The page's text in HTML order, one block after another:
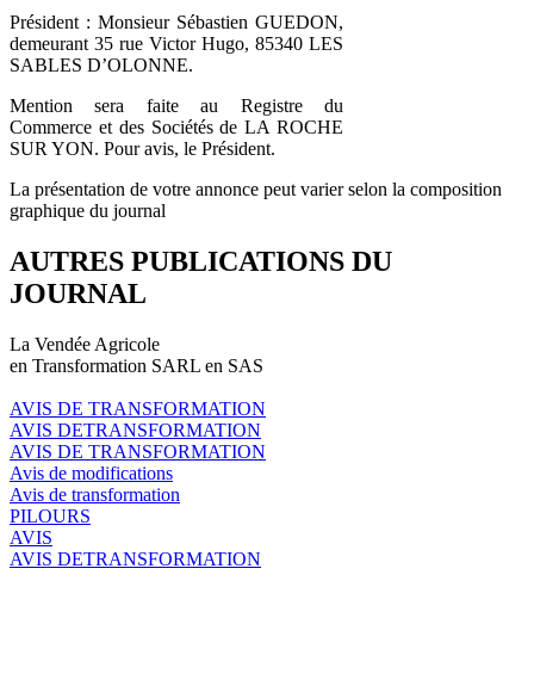
Président : Monsieur Sébastien GUEDON,
demeurant 35 rue Victor Hugo, 85340 LES
SABLES D’OLONNE.
Mention sera faite au Registre du
Commerce et des Sociétés de LA ROCHE
SUR YON. Pour avis, le Président.
La présentation de votre annonce peut varier selon la composition
graphique du journal
AUTRES PUBLICATIONS DU
JOURNAL
La Vendée Agricole
en Transformation SARL en SAS
AVIS DE TRANSFORMATION
AVIS DETRANSFORMATION
AVIS DE TRANSFORMATION
Avis de modifications
Avis de transformation
PILOURS
AVIS
AVIS DETRANSFORMATION